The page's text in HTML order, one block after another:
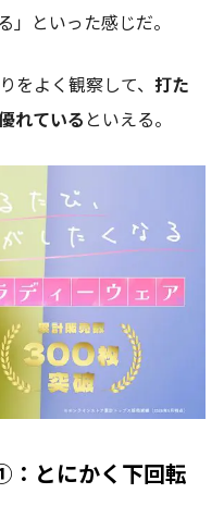
」といった感じだ。
をよく観察して、 打た
れている といえる。
：とにかく下回転